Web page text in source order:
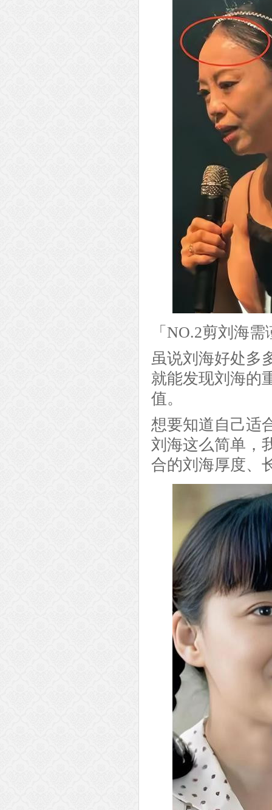
「NO.2剪刘海
虽说刘海好处多
就能发现刘海的
值。
想要知道自己适
刘海这么简单，
合的刘海厚度、